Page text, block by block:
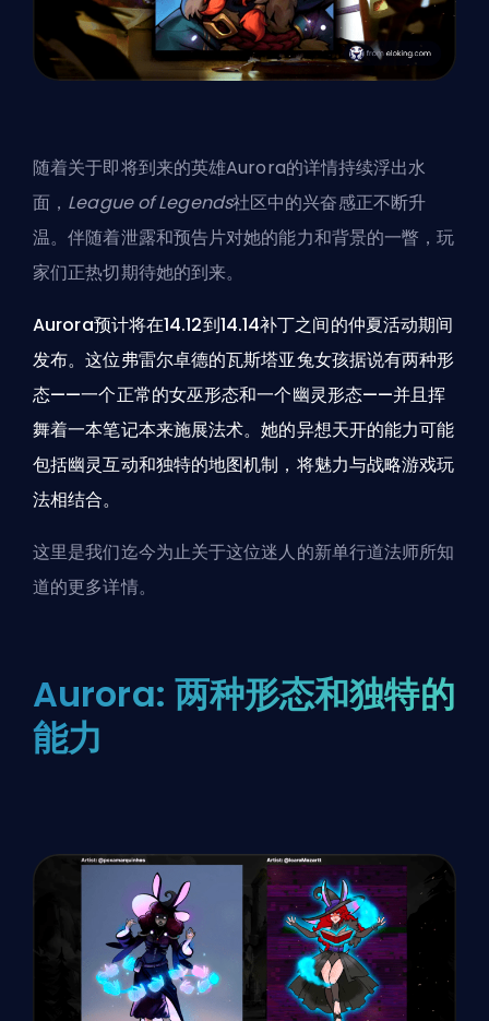
随着关于即将到来的英雄Aurora的详情持续浮出水
面， League of Legends社区中的兴奋感正不断升
温。伴随着泄露和预告片对她的能力和背景的一瞥，玩
家们正热切期待她的到来。
Aurora预计将在14.12到14.14补丁之间的仲夏活动期间
发布。这位弗雷尔卓德的瓦斯塔亚兔女孩据说有两种形
态——一个正常的女巫形态和一个幽灵形态——并且挥
舞着一本笔记本来施展法术。她的异想天开的能力可能
包括幽灵互动和独特的地图机制，将魅力与战略游戏玩
法相结合。
这里是我们迄今为止关于这位迷人的新单行道法师所知
道的更多详情。
Aurora: 两种形态和独特的
能力